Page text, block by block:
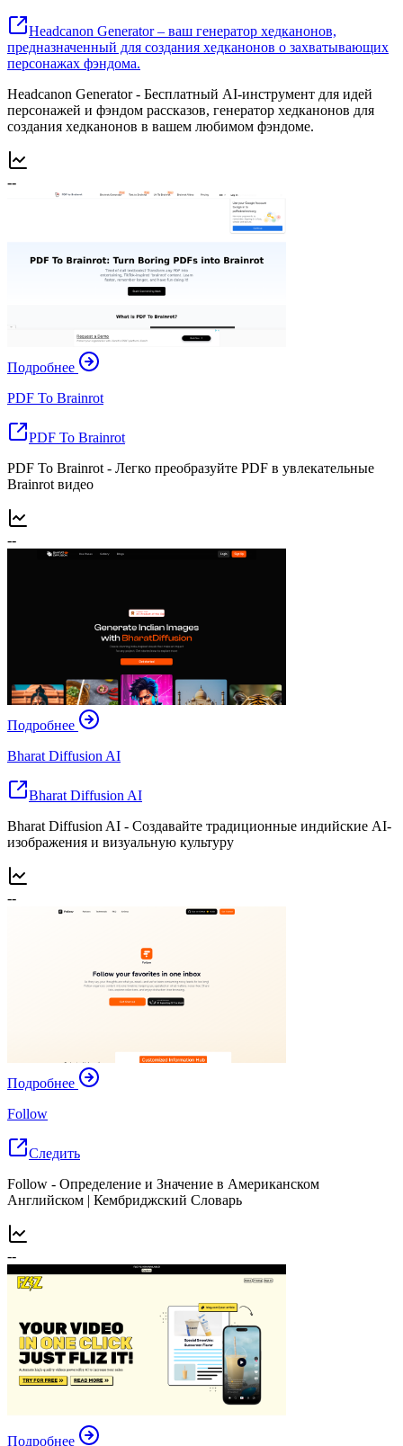
Headcanon Generator – ваш генератор хедканонов,
предназначенный для создания хедканонов о захватывающих
персонажах фэндома.
Headcanon Generator - Бесплатный AI-инструмент для идей
персонажей и фэндом рассказов, генератор хедканонов для
создания хедканонов в вашем любимом фэндоме.
--
Подробнее
PDF To Brainrot
PDF To Brainrot
PDF To Brainrot - Легко преобразуйте PDF в увлекательные
Brainrot видео
--
Подробнее
Bharat Diffusion AI
Bharat Diffusion AI
Bharat Diffusion AI - Создавайте традиционные индийские AI-
изображения и визуальную культуру
--
Подробнее
Follow
Следить
Follow - Определение и Значение в Американском
Английском | Кембриджский Словарь
--
Подробнее